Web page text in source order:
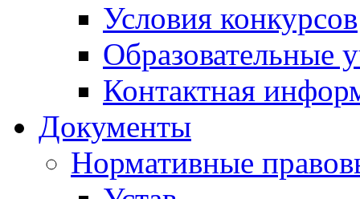
Условия конкурсов
Образовательные
Контактная
Документы
Нормативные